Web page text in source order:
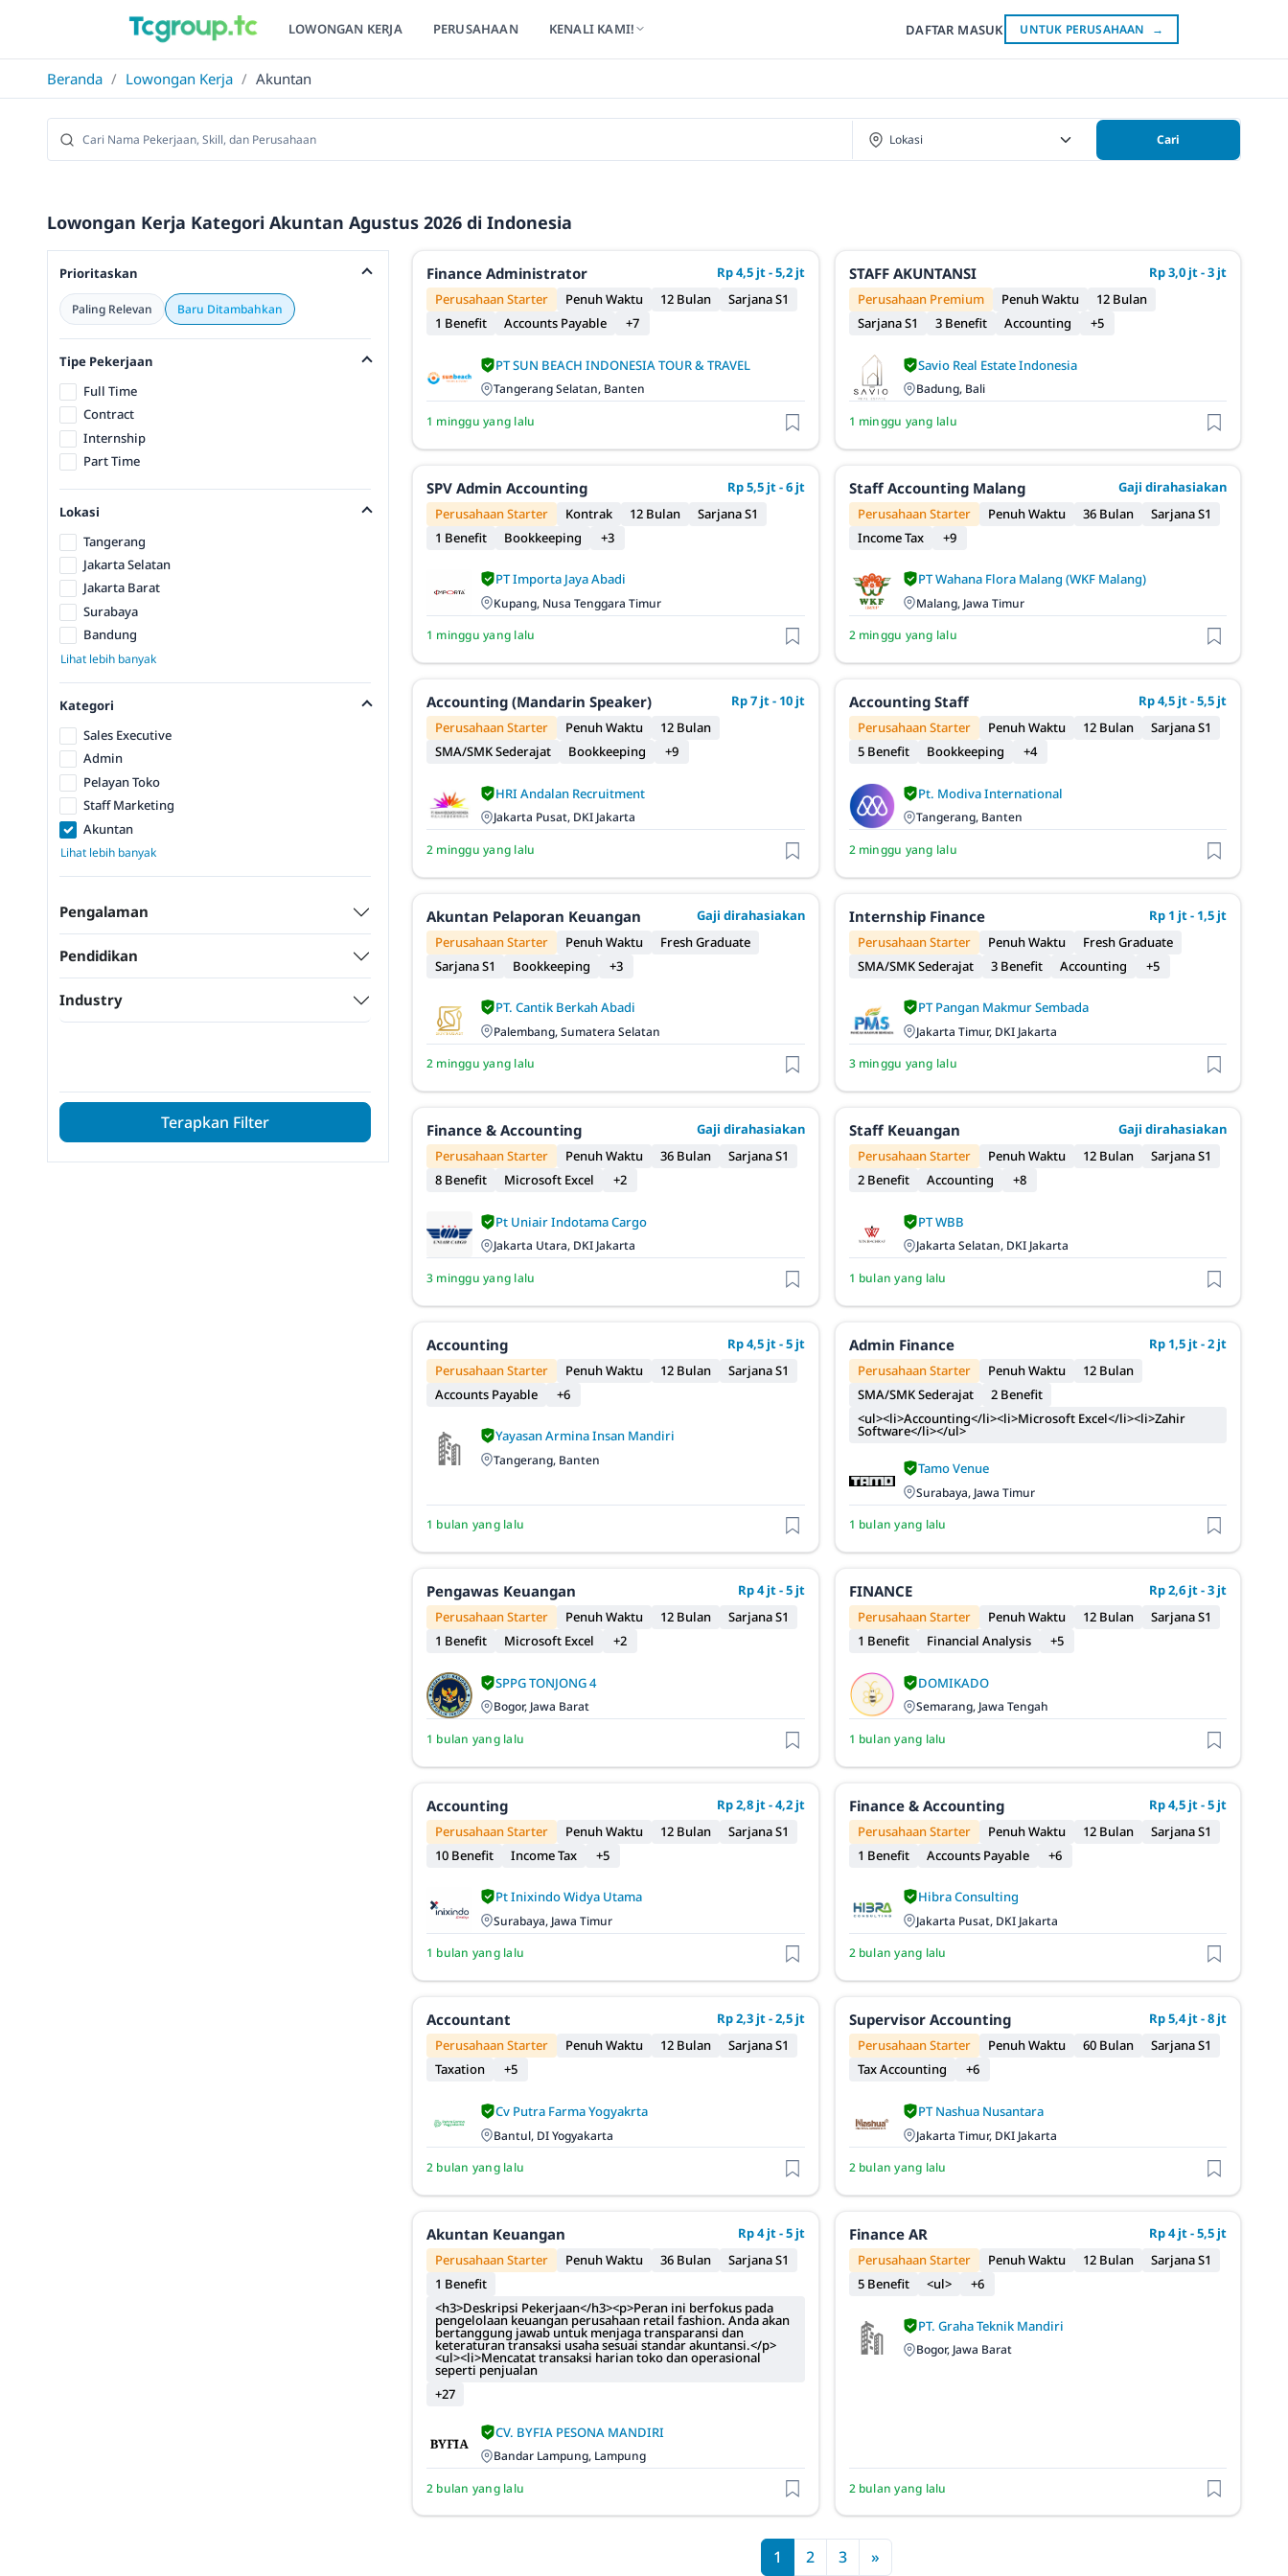
LOWONGAN KERJA PERUSAHAAN KENALI KAMI! DAFTAR MASUK UNTUK PERUSAHAAN →
Beranda / Lowongan Kerja / Akuntan
Cari
Lowongan Kerja Kategori Akuntan Agustus 2026 di Indonesia
Prioritaskan
Paling Relevan Baru Ditambahkan
Tipe Pekerjaan
Full Time
Contract
Internship
Part Time
Lokasi
Tangerang
Jakarta Selatan
Jakarta Barat
Surabaya
Bandung
Lihat lebih banyak
Kategori
Sales Executive
Admin
Pelayan Toko
Staff Marketing
Akuntan
Lihat lebih banyak
Pengalaman
Pendidikan
Industry
Terapkan Filter
Finance Administrator
Rp 4,5 jt - 5,2 jt
Perusahaan Starter
Penuh Waktu 12 Bulan
Sarjana S1
1 Benefit
Accounts Payable +7
PT SUN BEACH INDONESIA TOUR & TRAVEL
Tangerang Selatan, Banten
1 minggu yang lalu
STAFF AKUNTANSI
Rp 3,0 jt - 3 jt
Perusahaan Premium
Penuh Waktu
12 Bulan
Sarjana S1
3 Benefit Accounting +5
Savio Real Estate Indonesia
Badung, Bali
1 minggu yang lalu
SPV Admin Accounting
Rp 5,5 jt - 6 jt
Perusahaan Starter
Kontrak 12 Bulan
Sarjana S1
1 Benefit
Bookkeeping +3
PT Importa Jaya Abadi
Kupang, Nusa Tenggara Timur
1 minggu yang lalu
Staff Accounting Malang
Gaji dirahasiakan
Perusahaan Starter
Penuh Waktu 36 Bulan
Sarjana S1
Income Tax
+9
PT Wahana Flora Malang (WKF Malang)
Malang, Jawa Timur
2 minggu yang lalu
Accounting (Mandarin Speaker)
Rp 7 jt - 10 jt
Perusahaan Starter
Penuh Waktu
12 Bulan
SMA/SMK Sederajat
Bookkeeping +9
HRI Andalan Recruitment
Jakarta Pusat, DKI Jakarta
2 minggu yang lalu
Accounting Staff
Rp 4,5 jt - 5,5 jt
Perusahaan Starter
Penuh Waktu 12 Bulan
Sarjana S1
5 Benefit
Bookkeeping +4
Pt. Modiva International
Tangerang, Banten
2 minggu yang lalu
Akuntan Pelaporan Keuangan
Gaji dirahasiakan
Perusahaan Starter
Penuh Waktu
Fresh Graduate
Sarjana S1
Bookkeeping +3
PT. Cantik Berkah Abadi
Palembang, Sumatera Selatan
2 minggu yang lalu
Internship Finance
Rp 1 jt - 1,5 jt
Perusahaan Starter
Penuh Waktu
Fresh Graduate
SMA/SMK Sederajat
3 Benefit Accounting +5
PT Pangan Makmur Sembada
Jakarta Timur, DKI Jakarta
3 minggu yang lalu
Finance & Accounting
Gaji dirahasiakan
Perusahaan Starter
Penuh Waktu 36 Bulan
Sarjana S1
8 Benefit
Microsoft Excel +2
Pt Uniair Indotama Cargo
Jakarta Utara, DKI Jakarta
3 minggu yang lalu
Staff Keuangan
Gaji dirahasiakan
Perusahaan Starter
Penuh Waktu 12 Bulan
Sarjana S1
2 Benefit
Accounting +8
PT WBB
Jakarta Selatan, DKI Jakarta
1 bulan yang lalu
Accounting
Rp 4,5 jt - 5 jt
Perusahaan Starter
Penuh Waktu 12 Bulan
Sarjana S1
Accounts Payable
+6
Yayasan Armina Insan Mandiri
Tangerang, Banten
1 bulan yang lalu
Admin Finance
Rp 1,5 jt - 2 jt
Perusahaan Starter
Penuh Waktu
12 Bulan
SMA/SMK Sederajat
2 Benefit
<ul><li>Accounting</li><li>Microsoft Excel</li><li>Zahir
Software</li></ul>
Tamo Venue
Surabaya, Jawa Timur
1 bulan yang lalu
Pengawas Keuangan
Rp 4 jt - 5 jt
Perusahaan Starter
Penuh Waktu 12 Bulan
Sarjana S1
1 Benefit
Microsoft Excel +2
SPPG TONJONG 4
Bogor, Jawa Barat
1 bulan yang lalu
FINANCE
Rp 2,6 jt - 3 jt
Perusahaan Starter
Penuh Waktu 12 Bulan
Sarjana S1
1 Benefit
Financial Analysis +5
DOMIKADO
Semarang, Jawa Tengah
1 bulan yang lalu
Accounting
Rp 2,8 jt - 4,2 jt
Perusahaan Starter
Penuh Waktu 12 Bulan
Sarjana S1
10 Benefit
Income Tax +5
Pt Inixindo Widya Utama
Surabaya, Jawa Timur
1 bulan yang lalu
Finance & Accounting
Rp 4,5 jt - 5 jt
Perusahaan Starter
Penuh Waktu 12 Bulan
Sarjana S1
1 Benefit
Accounts Payable +6
Hibra Consulting
Jakarta Pusat, DKI Jakarta
2 bulan yang lalu
Accountant
Rp 2,3 jt - 2,5 jt
Perusahaan Starter
Penuh Waktu 12 Bulan
Sarjana S1
Taxation
+5
Cv Putra Farma Yogyakrta
Bantul, DI Yogyakarta
2 bulan yang lalu
Supervisor Accounting
Rp 5,4 jt - 8 jt
Perusahaan Starter
Penuh Waktu 60 Bulan
Sarjana S1
Tax Accounting
+6
PT Nashua Nusantara
Jakarta Timur, DKI Jakarta
2 bulan yang lalu
Akuntan Keuangan
Rp 4 jt - 5 jt
Perusahaan Starter
Penuh Waktu 36 Bulan
Sarjana S1
1 Benefit
<h3>Deskripsi Pekerjaan</h3><p>Peran ini berfokus pada
pengelolaan keuangan perusahaan retail fashion. Anda akan
bertanggung jawab untuk menjaga transparansi dan
keteraturan transaksi usaha sesuai standar akuntansi.</p>
<ul><li>Mencatat transaksi harian toko dan operasional
seperti penjualan
+27
CV. BYFIA PESONA MANDIRI
Bandar Lampung, Lampung
2 bulan yang lalu
Finance AR
Rp 4 jt - 5,5 jt
Perusahaan Starter
Penuh Waktu 12 Bulan
Sarjana S1
5 Benefit
<ul> +6
PT. Graha Teknik Mandiri
Bogor, Jawa Barat
2 bulan yang lalu
1 2 3 »